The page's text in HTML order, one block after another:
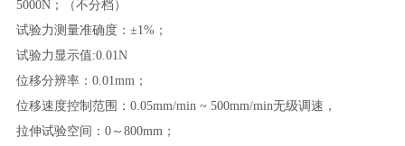
5000N；（不分档）
试验力测量准确度：±1%；
试验力显示值:0.01N
位移分辨率：0.01mm；
位移速度控制范围：0.05mm/min ~ 500mm/min无级调速，
拉伸试验空间：0～800mm；